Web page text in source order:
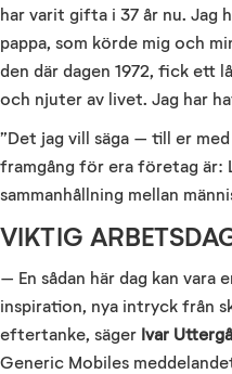
har varit gifta i 37 år nu. Jag
pappa, som körde mig och
den där dagen 1972, fick ett
och njuter av livet. Jag har
”Det jag vill säga – till er
framgång för era företag är:
sammanhållning mellan
VIKTIG
– En sådan här dag kan vara
inspiration, nya intryck från
eftertanke, säger Ivar
Generic Mobiles